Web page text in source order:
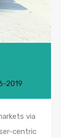
2019
via
centric